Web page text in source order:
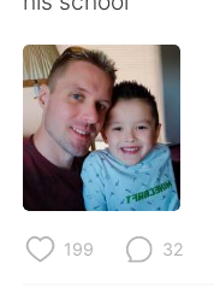
Türkçe
Português
199 32